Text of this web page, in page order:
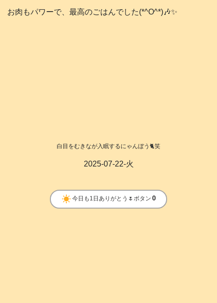
お肉もパワーで、最高のごはんでした(*^O^*)🎶✨
白目をむきなが入眠するにゃんぼう🐈️笑
2025-07-22-火
clear_day 今日も1日ありがとう🌷ボタン 0